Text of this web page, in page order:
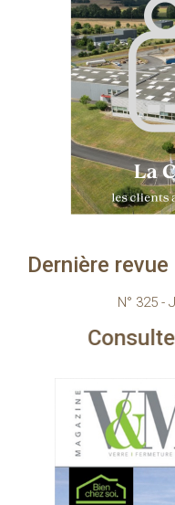
Dernière revue
N° 325 -
le